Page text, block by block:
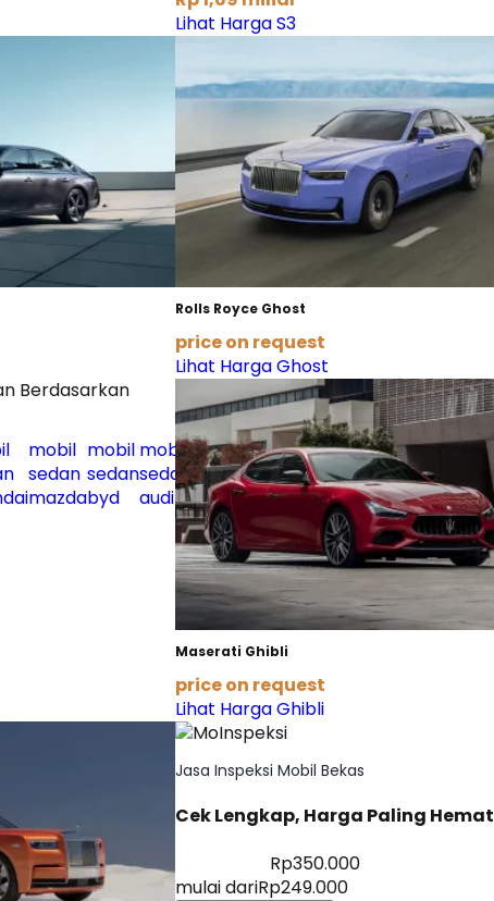
Lihat Harga S3
Rolls Royce Ghost
price on request
Lihat Harga Ghost
Berdasarkan
mobil
sedan
mazda
mobil
sedan
byd
mobil
sedan
audi
mobil
sedan
lexus
Inspeksi
Mobil
Bekas
Sedan Yang
Akan
Datang di
Moladin.com
mobil
terbaik di
Maserati Ghibli
price on request
Lihat Harga Ghibli
Jasa Inspeksi Mobil Bekas
Cek Lengkap, Harga Paling
Rp350.000
mulai dariRp249.000